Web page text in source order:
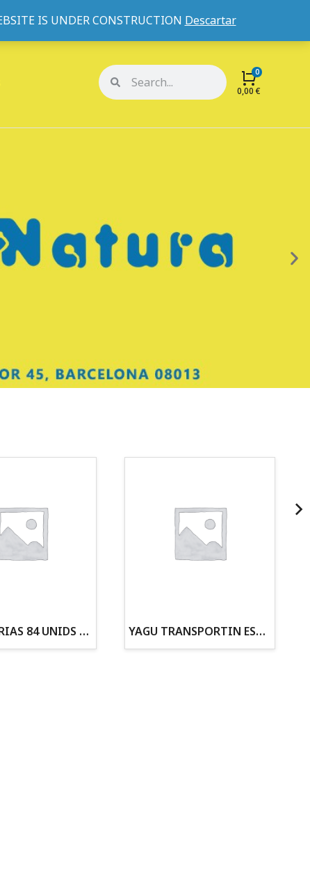
IS UNDER CONSTRUCTION Descartar
Mi cuenta Mis pedidos
0,00€
ZANAHORIAS 84 UNIDS EN DISPLAY YAGU TRANSPORTIN ESPUMA CAMUFLAJE Nº1 36x30x28